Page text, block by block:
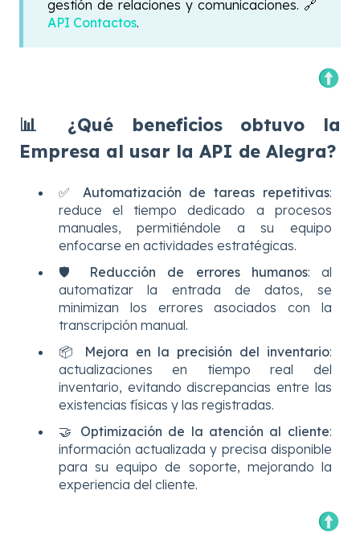
gestión de relaciones y comunicaciones. 🔗
API Contactos.
📊 ¿Qué beneficios obtuvo la
Empresa al usar la API de Alegra?
✅ Automatización de tareas repetitivas:
reduce el tiempo dedicado a procesos
manuales, permitiéndole a su equipo
enfocarse en actividades estratégicas.
🛡️
Reducción de errores humanos: al
automatizar la entrada de datos, se
minimizan los errores asociados con la
transcripción manual.
📦
Mejora en la precisión del inventario:
actualizaciones en tiempo real del
inventario, evitando discrepancias entre las
existencias físicas y las registradas.
🤝
Optimización de la atención al cliente:
información actualizada y precisa disponible
para su equipo de soporte, mejorando la
experiencia del cliente.